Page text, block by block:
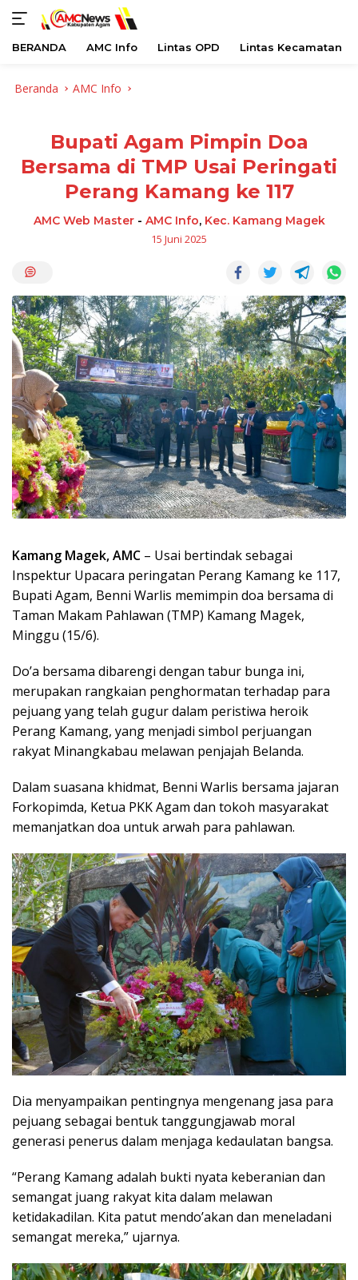
BERANDA AMC Info Lintas OPD Lintas Kecamatan
Beranda AMC Info
Bupati Agam Pimpin Doa
Bersama di TMP Usai Peringati
Perang Kamang ke 117
AMC Web Master- AMC Info, Kec. Kamang Magek
15 Juni 2025
Kamang Magek, AMC – Usai bertindak sebagai
Inspektur Upacara peringatan Perang Kamang ke 117,
Bupati Agam, Benni Warlis memimpin doa bersama di
Taman Makam Pahlawan (TMP) Kamang Magek,
Minggu (15/6).
Do’a bersama dibarengi dengan tabur bunga ini,
merupakan rangkaian penghormatan terhadap para
pejuang yang telah gugur dalam peristiwa heroik
Perang Kamang, yang menjadi simbol perjuangan
rakyat Minangkabau melawan penjajah Belanda.
Dalam suasana khidmat, Benni Warlis bersama jajaran
Forkopimda, Ketua PKK Agam dan tokoh masyarakat
memanjatkan doa untuk arwah para pahlawan.
Dia menyampaikan pentingnya mengenang jasa para
pejuang sebagai bentuk tanggungjawab moral
generasi penerus dalam menjaga kedaulatan bangsa.
“Perang Kamang adalah bukti nyata keberanian dan
semangat juang rakyat kita dalam melawan
ketidakadilan. Kita patut mendo’akan dan meneladani
semangat mereka,” ujarnya.